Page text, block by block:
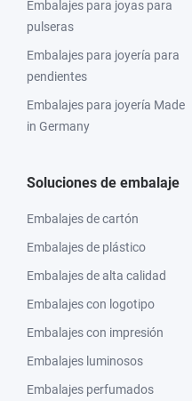
Embalajes para joyas para
pulseras
Embalajes para joyería para
pendientes
Embalajes para joyería Made
in Germany
Soluciones de embalaje
Embalajes de cartón
Embalajes de plástico
Embalajes de alta calidad
Embalajes con logotipo
Embalajes con impresión
Embalajes luminosos
Embalajes perfumados